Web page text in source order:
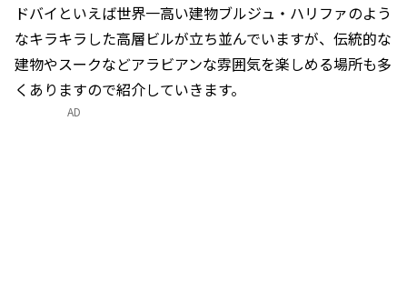
ドバイといえば世界一高い建物ブルジュ・ハリファのよう
なキラキラした高層ビルが立ち並んでいますが、伝統的な
建物やスークなどアラビアンな雰囲気を楽しめる場所も多
くありますので紹介していきます。
AD